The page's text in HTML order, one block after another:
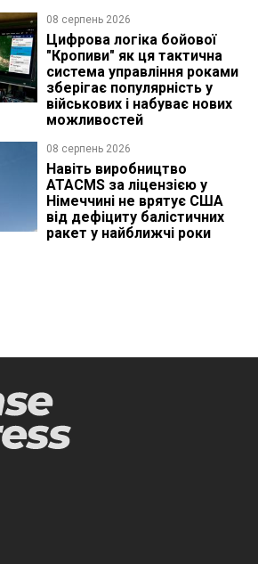
08 серпень 2026
Цифрова логіка бойової
"Кропиви" як ця тактична
система управління роками
зберігає популярність у
військових і набуває нових
можливостей
08 серпень 2026
Навіть виробництво
ATACMS за ліцензією у
Німеччині не врятує США
від дефіциту балістичних
ракет у найближчі роки